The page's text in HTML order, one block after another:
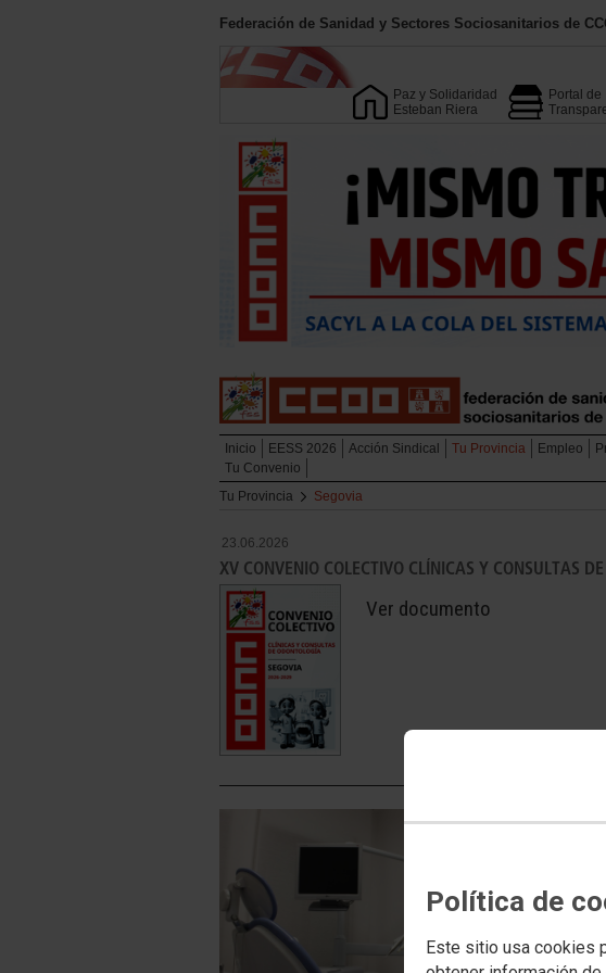
Política de
Este sitio usa cookies
Federación de Sanidad y Sectores Sociosanitarios de
Paz y Solidaridad
Esteban Riera
Portal de
Inicio EESS 2026 Acción Sindical Tu Provincia Empleo
Tu Convenio
Tu Provincia
Segovia
23.06.2026
XV CONVENIO COLECTIVO CLÍNICAS Y CONSULTAS
Ver documento